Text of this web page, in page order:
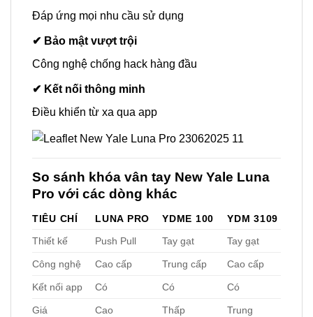
Đáp ứng mọi nhu cầu sử dụng
✔ Bảo mật vượt trội
Công nghệ chống hack hàng đầu
✔ Kết nối thông minh
Điều khiển từ xa qua app
So sánh khóa vân tay New Yale Luna
Pro với các dòng khác
TIÊU CHÍ LUNA PRO YDME 100
YDM 3109
Thiết kế
Push Pull Tay gạt Tay gạt
Công nghệ Cao cấp Trung cấp Cao cấp
Kết nối app Có Có Có
Giá Cao Thấp Trung